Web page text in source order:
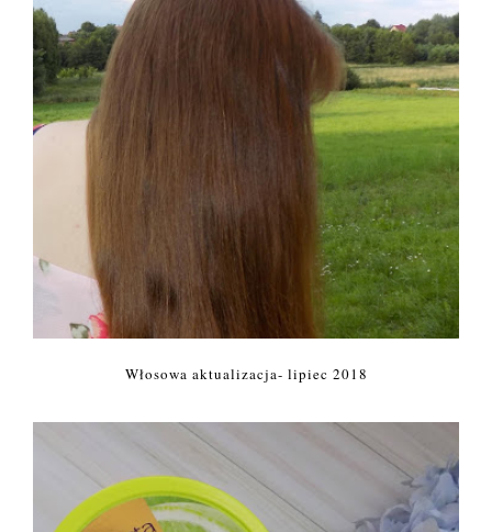
Włosowa aktualizacja- lipiec 2018